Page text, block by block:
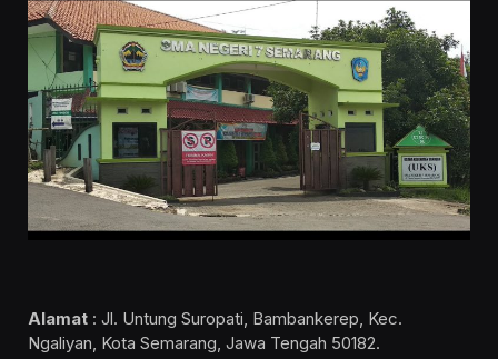
Alamat : Jl. Untung Suropati, Bambankerep, Kec.
Ngaliyan, Kota Semarang, Jawa Tengah 50182.